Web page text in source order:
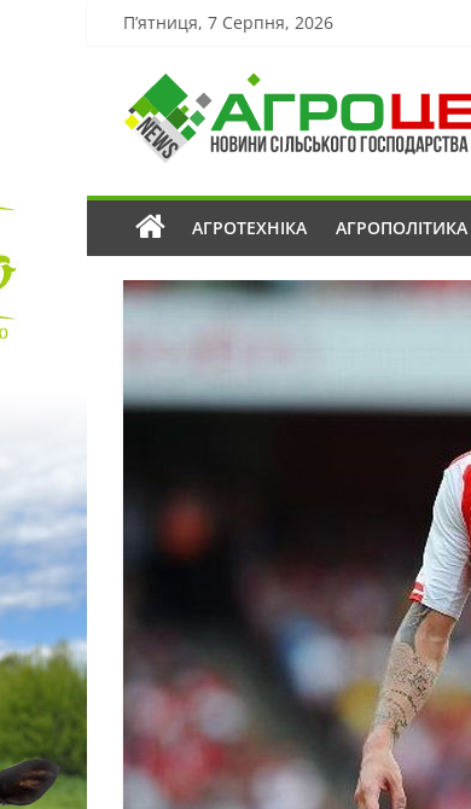
П’ятниця, 7 Серпня, 2026
АГРОТЕХНІКА АГРОПОЛІТИКА